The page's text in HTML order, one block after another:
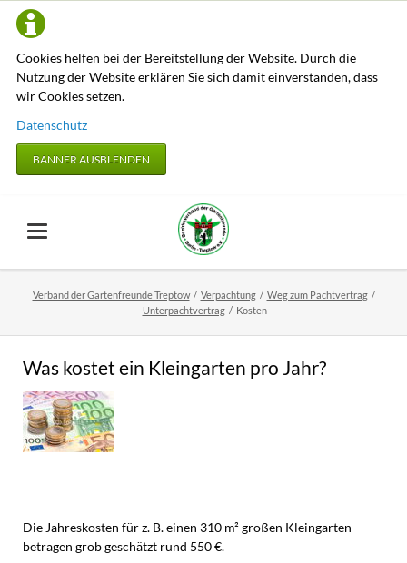
Cookies helfen bei der Bereitstellung der Website. Durch die
Nutzung der Website erklären Sie sich damit einverstanden, dass
wir Cookies setzen.
Datenschutz
BANNER AUSBLENDEN
Verband der Gartenfreunde Treptow Verpachtung
Weg zum Pachtvertrag
Unterpachtvertrag
Kosten
Was kostet ein Kleingarten pro Jahr?
Die Jahreskosten für z. B. einen 310 m² großen Kleingarten
betragen grob geschätzt rund 550 €.